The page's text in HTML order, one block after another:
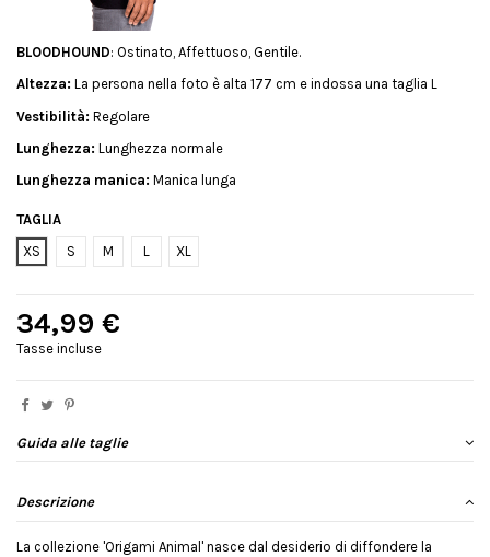
BLOODHOUND: Ostinato, Affettuoso, Gentile.
Altezza: La persona nella foto è alta 177 cm e indossa una taglia L
Vestibilità: Regolare
Lunghezza: Lunghezza normale
Lunghezza manica: Manica lunga
TAGLIA
XS
S M L XL
34,99 €
Tasse incluse
Guida alle taglie
Descrizione
La collezione 'Origami Animal' nasce dal desiderio di diffondere la